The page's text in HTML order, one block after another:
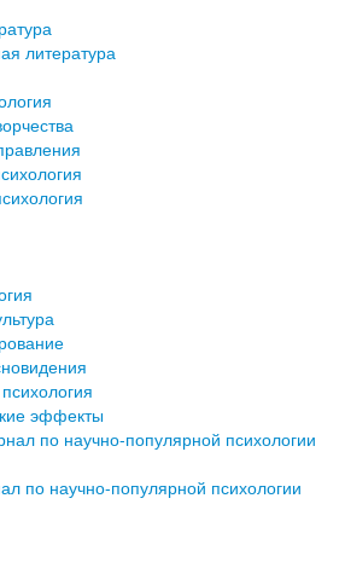
литература
эффекты
по научно-популярной психологии
по научно-популярной психологии